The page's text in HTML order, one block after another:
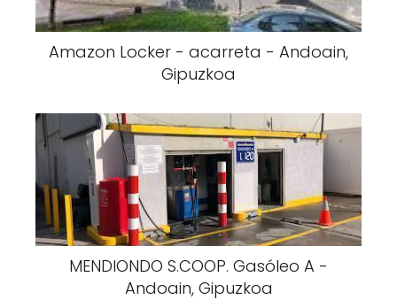
Amazon Locker - acarreta - Andoain,
Gipuzkoa
MENDIONDO S.COOP. Gasóleo A -
Andoain, Gipuzkoa